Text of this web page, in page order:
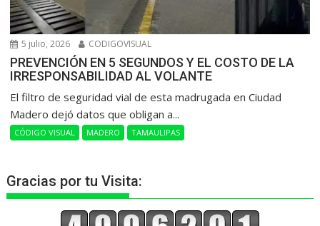
5 julio, 2026 CODIGOVISUAL
PREVENCIÓN EN 5 SEGUNDOS Y EL COSTO DE LA
IRRESPONSABILIDAD AL VOLANTE
​El filtro de seguridad vial de esta madrugada en Ciudad
Madero dejó datos que obligan a...
CÓDIGO VISUAL MADERO TAMAULIPAS
Gracias por tu Visita: